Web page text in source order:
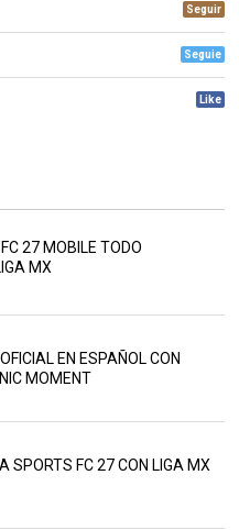
Seguir
Seguie
Like
27 MOBILE TODO
MX
EN ESPAÑOL CON
MOMENT
SPORTS FC 27 CON LIGA MX